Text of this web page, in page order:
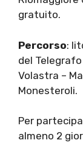
gratuito.
Percorso:
del
Volastra –
Monesteroli.
Per
almeno 2